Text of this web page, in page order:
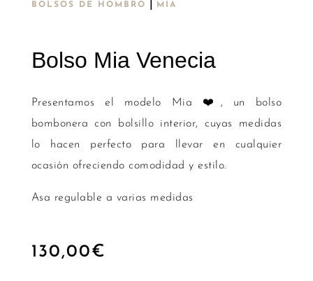
BOLSOS DE HOMBRO MIA
Bolso Mia Venecia
Presentamos el modelo Mia ❤️, un bolso
bombonera con bolsillo interior, cuyas medidas
lo hacen perfecto para llevar en cualquier
ocasión ofreciendo comodidad y estilo.
Asa regulable a varias medidas
130,00€